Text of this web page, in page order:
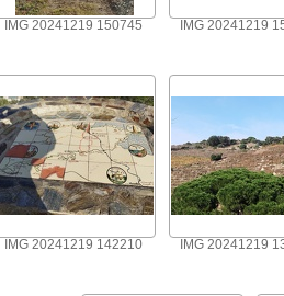
IMG 20241219 150745 IMG 20241219
IMG 20241219 142210 IMG 20241219